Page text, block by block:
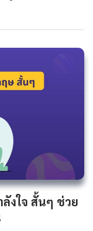
งใจ สั้นๆ ช่วย